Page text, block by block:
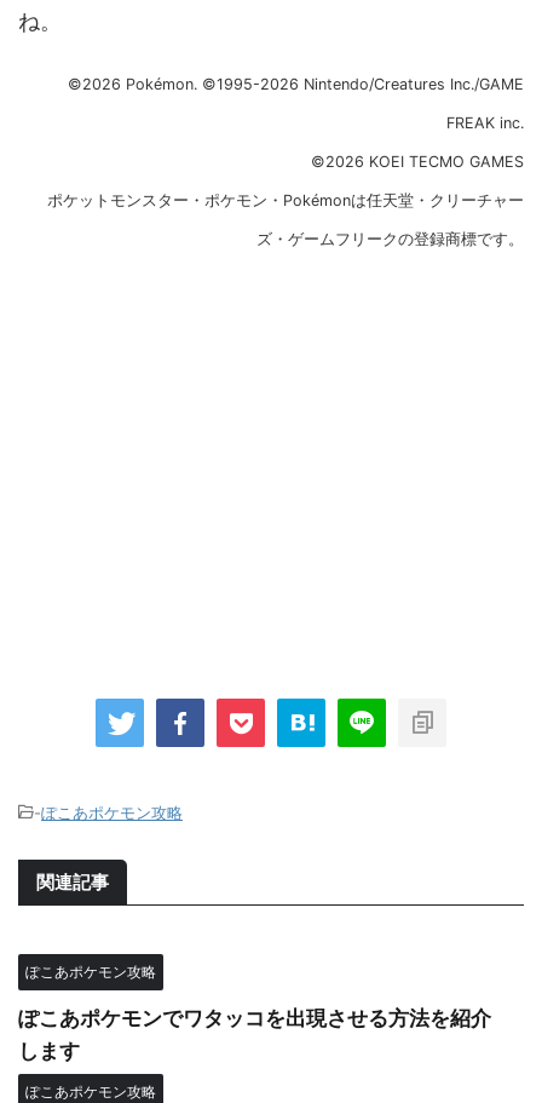
ね。
©2026 Pokémon. ©1995-2026 Nintendo/Creatures Inc./GAME
FREAK inc.
©2026 KOEI TECMO GAMES
ポケットモンスター・ポケモン・Pokémonは任天堂・クリーチャー
ズ・ゲームフリークの登録商標です。
-ぽこあポケモン攻略
関連記事
ぽこあポケモン攻略
ぽこあポケモンでワタッコを出現させる方法を紹介
します
ぽこあポケモン攻略